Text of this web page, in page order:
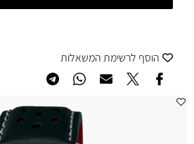
הוסף לרשימת המשאלות